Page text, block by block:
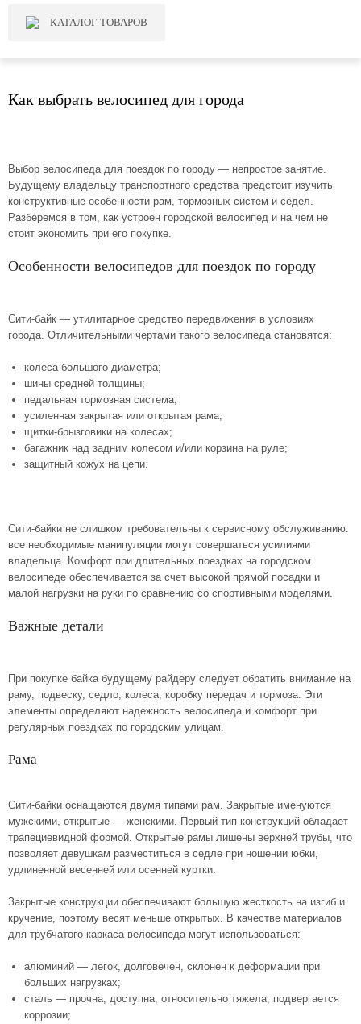
КАТАЛОГ ТОВАРОВ
Как выбрать велосипед для города
Выбор велосипеда для поездок по городу — непростое занятие.
Будущему владельцу транспортного средства предстоит изучить
конструктивные особенности рам, тормозных систем и сёдел.
Разберемся в том, как устроен городской велосипед и на чем не
стоит экономить при его покупке.
Особенности велосипедов для поездок по городу
Сити-байк — утилитарное средство передвижения в условиях
города. Отличительными чертами такого велосипеда становятся:
колеса большого диаметра;
шины средней толщины;
педальная тормозная система;
усиленная закрытая или открытая рама;
щитки-брызговики на колесах;
багажник над задним колесом и/или корзина на руле;
защитный кожух на цепи.
Сити-байки не слишком требовательны к сервисному обслуживанию:
все необходимые манипуляции могут совершаться усилиями
владельца. Комфорт при длительных поездках на городском
велосипеде обеспечивается за счет высокой прямой посадки и
малой нагрузки на руки по сравнению со спортивными моделями.
Важные детали
При покупке байка будущему райдеру следует обратить внимание на
раму, подвеску, седло, колеса, коробку передач и тормоза. Эти
элементы определяют надежность велосипеда и комфорт при
регулярных поездках по городским улицам.
Рама
Сити-байки оснащаются двумя типами рам. Закрытые именуются
мужскими, открытые — женскими. Первый тип конструкций обладает
трапециевидной формой. Открытые рамы лишены верхней трубы, что
позволяет девушкам разместиться в седле при ношении юбки,
удлиненной весенней или осенней куртки.
Закрытые конструкции обеспечивают большую жесткость на изгиб и
кручение, поэтому весят меньше открытых. В качестве материалов
для трубчатого каркаса велосипеда могут использоваться:
алюминий — легок, долговечен, склонен к деформации при
больших нагрузках;
сталь — прочна, доступна, относительно тяжела, подвергается
коррозии;